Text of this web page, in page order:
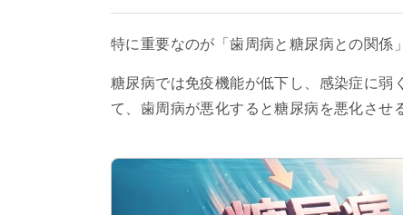
特に重要なのが「歯周病と糖尿病との関係
糖尿病では免疫機能が低下し、感染症に弱
て、歯周病が悪化すると糖尿病を悪化させ